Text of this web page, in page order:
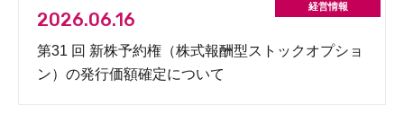
2026.06.16
第31 回 新株予約権（株式報酬型ストックオプショ
ン）の発行価額確定について